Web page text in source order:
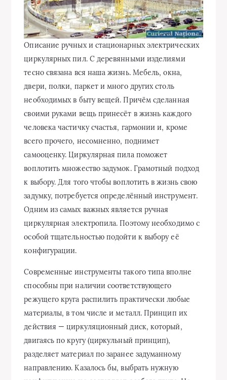
Описание ручных и стационарных электрических
циркулярных пил. С деревянными изделиями
тесно связана вся наша жизнь. Мебель, окна,
двери, полки, паркет и много других столь
необходимых в быту вещей. Причём сделанная
своими руками вещь принесёт в жизнь каждого
человека частичку счастья, гармонии и, кроме
всего прочего, несомненно, поднимет
самооценку. Циркулярная пила поможет
воплотить множество задумок. Грамотный подход
к выбору. Для того чтобы воплотить в жизнь свою
задумку, потребуется определённый инструмент.
Одним из самых важных является ручная
циркулярная электропила. Поэтому необходимо с
особой тщательностью подойти к выбору её
конфигурации.
Современные инструменты такого типа вполне
способны при наличии соответствующего
режущего круга распилить практически любые
материалы, в том числе и металл. Принцип их
действия — циркуляционный диск, который,
двигаясь по кругу (циркульный принцип),
разделяет материал по заранее задуманному
направлению. Казалось бы, выбрать нужную